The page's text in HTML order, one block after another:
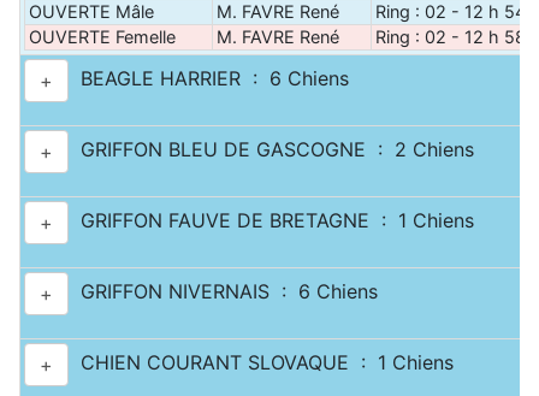
OUVERTE Mâle
M. FAVRE René
Ring : 02 - 12 h 54
OUVERTE Femelle
M. FAVRE René Ring : 02 - 12 h 58
+ BEAGLE HARRIER : 6 Chiens
+ GRIFFON BLEU DE GASCOGNE : 2 Chiens
+ GRIFFON FAUVE DE BRETAGNE : 1 Chiens
+ GRIFFON NIVERNAIS : 6 Chiens
+ CHIEN COURANT SLOVAQUE : 1 Chiens